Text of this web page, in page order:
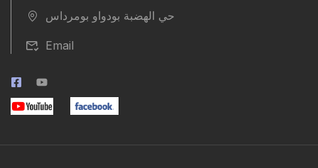
حي الهضبة بودواو بومرداس
Email